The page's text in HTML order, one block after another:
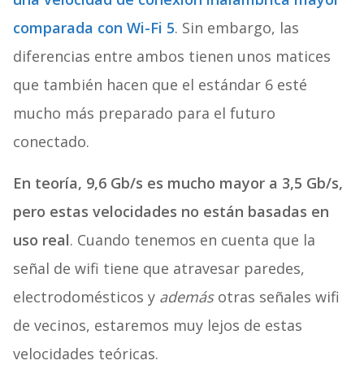
comparada con Wi-Fi 5. Sin embargo, las
diferencias entre ambos tienen unos matices
que también hacen que el estándar 6 esté
mucho más preparado para el futuro
conectado.
En teoría, 9,6 Gb/s es mucho mayor a 3,5 Gb/s,
pero estas velocidades no están basadas en
uso real. Cuando tenemos en cuenta que la
señal de wifi tiene que atravesar paredes,
electrodomésticos y además otras señales wifi
de vecinos, estaremos muy lejos de estas
velocidades teóricas.